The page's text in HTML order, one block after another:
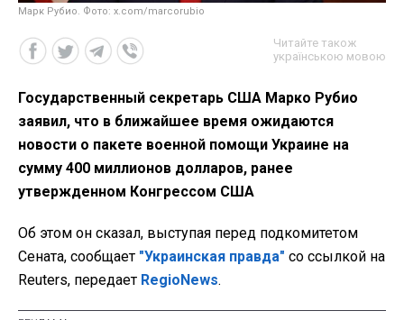
Марк Рубио. Фото: x.com/marcorubio
Читайте також
українською мовою
Государственный секретарь США Марко Рубио
заявил, что в ближайшее время ожидаются
новости о пакете военной помощи Украине на
сумму 400 миллионов долларов, ранее
утвержденном Конгрессом США
Об этом он сказал, выступая перед подкомитетом
Сената, сообщает "Украинская правда" со ссылкой на
Reuters, передает RegioNews.